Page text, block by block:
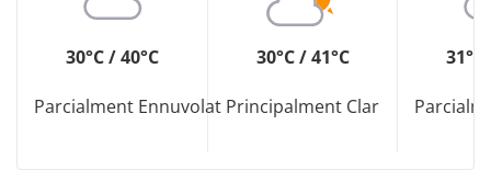
30°C / 40°C
Parcialment Ennuvolat
30°C / 41°C
Principalment Clar
31°C